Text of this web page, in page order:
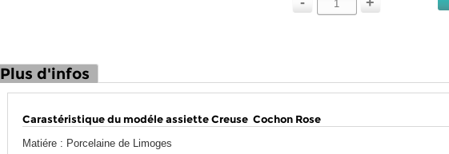
Plus d'infos
Carastéristique du modéle assiette Creuse Cochon Rose
Matiére : Porcelaine de Limoges